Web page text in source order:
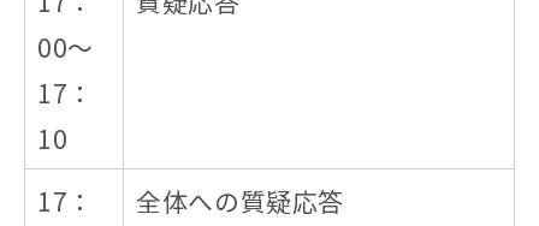
00～
17：
10
17：
全体への質疑応答